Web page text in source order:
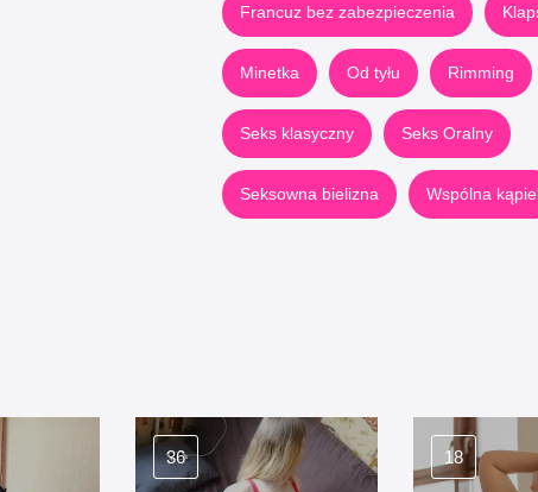
Francuz bez zabezpieczenia
Minetka Od tyłu Rimming
Seks klasyczny Seks Oralny
Seksowna bielizna Wspólna
36 18